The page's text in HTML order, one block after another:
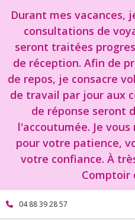
Durant mes vacances,
consultations de
seront traitées
de réception. Afin de
de repos, je consacre
de travail par jour aux
de réponse seront
l'accoutumée. Je
pour votre patience,
votre confiance. À
Comptoir
04 88 39 28 57